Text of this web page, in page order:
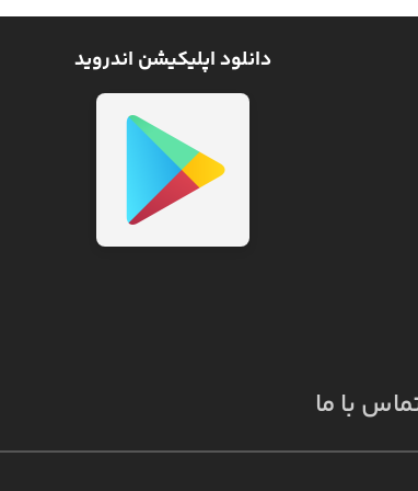
دانلود اپلیکیشن اندروید
با ما